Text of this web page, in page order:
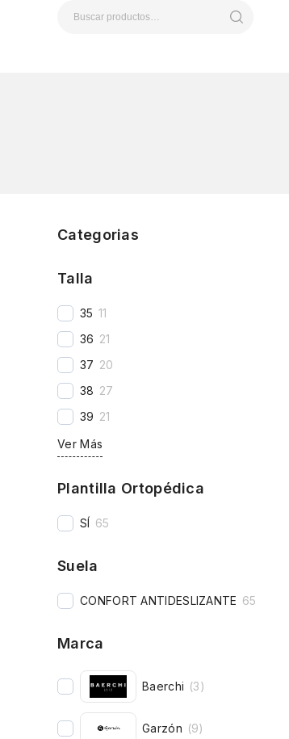
Categorias
Talla
35 11
36 21
37 20
38 27
39 21
Ver Más
Plantilla Ortopédica
SÍ 65
Suela
CONFORT ANTIDESLIZANTE 65
Marca
Baerchi (3)
Garzón (9)